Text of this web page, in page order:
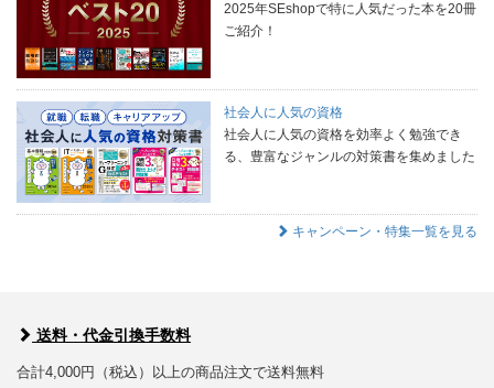
2025年SEshopで特に人気だった本を20冊
ご紹介！
社会人に人気の資格
社会人に人気の資格を効率よく勉強でき
る、豊富なジャンルの対策書を集めました
キャンペーン・特集一覧を見る
送料・代金引換手数料
合計4,000円（税込）以上の商品注文で送料無料